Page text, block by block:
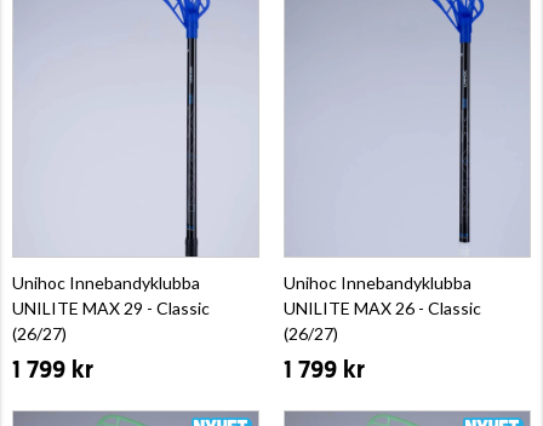
Unihoc Innebandyklubba
UNILITE MAX 29 - Classic
(26/27)
1 799 kr
Unihoc Innebandyklubba
UNILITE MAX 26 - Classic
(26/27)
1 799 kr